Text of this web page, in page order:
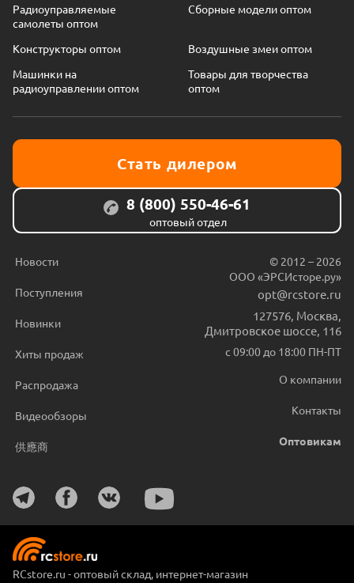
Радиоуправляемые
самолеты оптом
Сборные модели оптом
Конструкторы оптом
Воздушные змеи оптом
Машинки на
радиоуправлении оптом
Товары для творчества
оптом
Стать дилером
8 (800) 550-46-61
оптовый отдел
Новости
Поступления
Новинки
Хиты продаж
Распродажа
Видеообзоры
供應商
© 2012 – 2026
ООО «ЭРСИсторе.ру»
opt@rcstore.ru
127576 Москва
Дмитровское шоссе, 116
с 09:00 до 18:00 ПН-ПТ
О компании
Контакты
Оптовикам
RCstore.ru - оптовый склад, интернет-магазин